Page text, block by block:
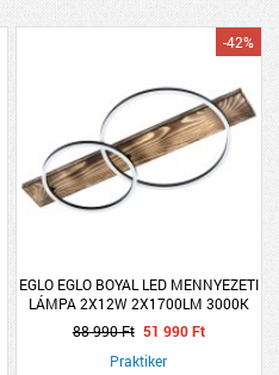
EGLO EGLO BOYAL LED MENNYEZETI
LÁMPA 2X12W 2X1700LM 3000K
IP20 78X40CM RUSZTIKUS FA
-42%
88 990 Ft 51 990 Ft
Praktiker